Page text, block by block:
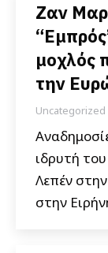
Ζαν
μοχλός
την
Uncategorized
ιδρυτή
Λεπέν
στην